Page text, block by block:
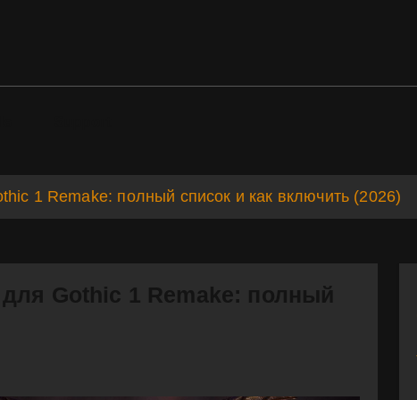
1 Remake: полный список и как включить (2026)
Gothic 1 Remake: полный